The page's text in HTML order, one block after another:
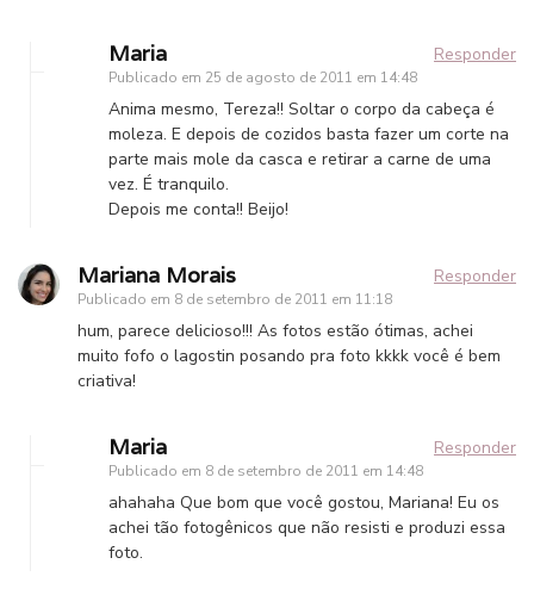
Maria
Publicado em 25 de agosto de 2011 em 14:48
Responder
Anima mesmo, Tereza!! Soltar o corpo da cabeça é
moleza. E depois de cozidos basta fazer um corte na
parte mais mole da casca e retirar a carne de uma
vez. É tranquilo.
Depois me conta!! Beijo!
Mariana Morais
Publicado em 8 de setembro de 2011 em 11:18
Responder
hum, parece delicioso!!! As fotos estão ótimas, achei
muito fofo o lagostin posando pra foto kkkk você é bem
criativa!
Maria
Publicado em 8 de setembro de 2011 em 14:48
Responder
ahahaha Que bom que você gostou, Mariana! Eu os
achei tão fotogênicos que não resisti e produzi essa
foto.